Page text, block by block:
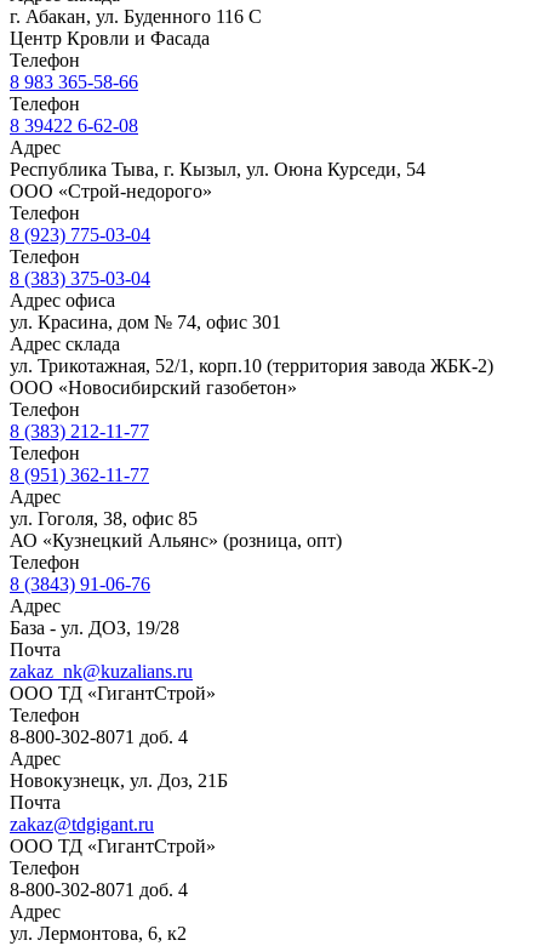
г. Абакан, ул. Буденного 116 С
Центр Кровли и Фасада
Телефон
8 983 365-58-66
Телефон
8 39422 6-62-08
Адрес
Республика Тыва, г. Кызыл, ул. Оюна Курседи, 54
ООО «Строй-недорого»
Телефон
8 (923) 775-03-04
Телефон
8 (383) 375-03-04
Адрес офиса
ул. Красина, дом № 74, офис 301
Адрес склада
ул. Трикотажная, 52/1, корп.10 (территория завода ЖБК-2)
ООО «Новосибирский газобетон»
Телефон
8 (383) 212-11-77
Телефон
8 (951) 362-11-77
Адрес
ул. Гоголя, 38, офис 85
АО «Кузнецкий Альянс» (розница, опт)
Телефон
8 (3843) 91-06-76
Адрес
База - ул. ДОЗ, 19/28
Почта
zakaz_nk@kuzalians.ru
ООО ТД «ГигантСтрой»
Телефон
8-800-302-8071 доб. 4
Адрес
Новокузнецк, ул. Доз, 21Б
Почта
zakaz@tdgigant.ru
ООО ТД «ГигантСтрой»
Телефон
8-800-302-8071 доб. 4
Адрес
ул. Лермонтова, 6, к2